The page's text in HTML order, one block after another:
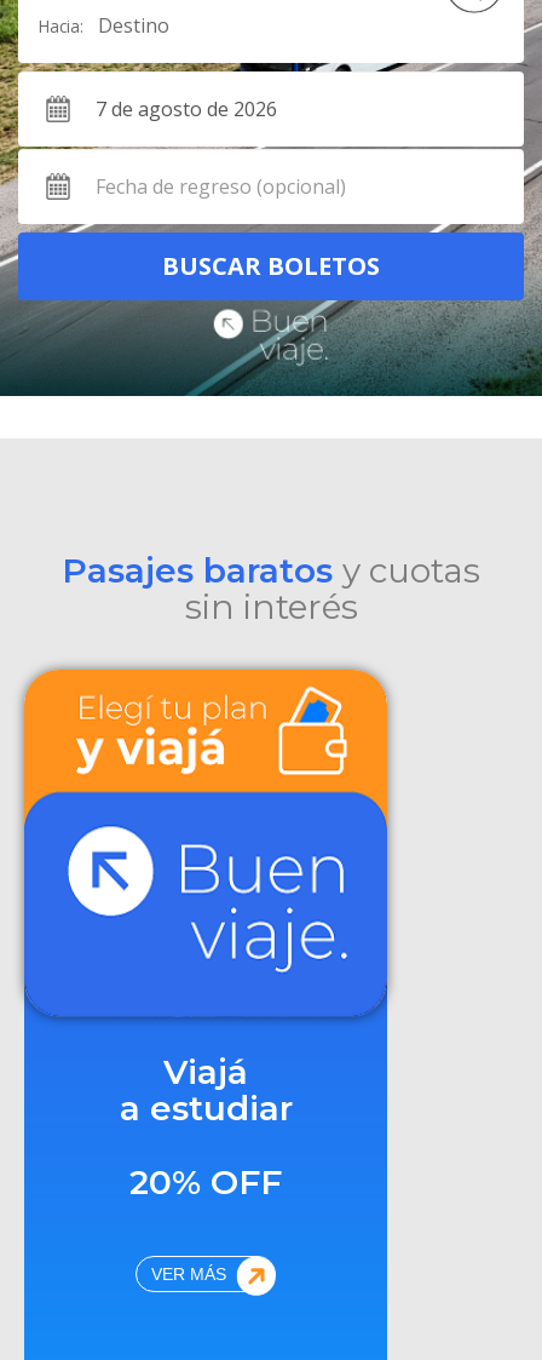
Pasajes baratos y cuotas
sin interés
Viajá
a estudiar
20% OFF
VER MÁS